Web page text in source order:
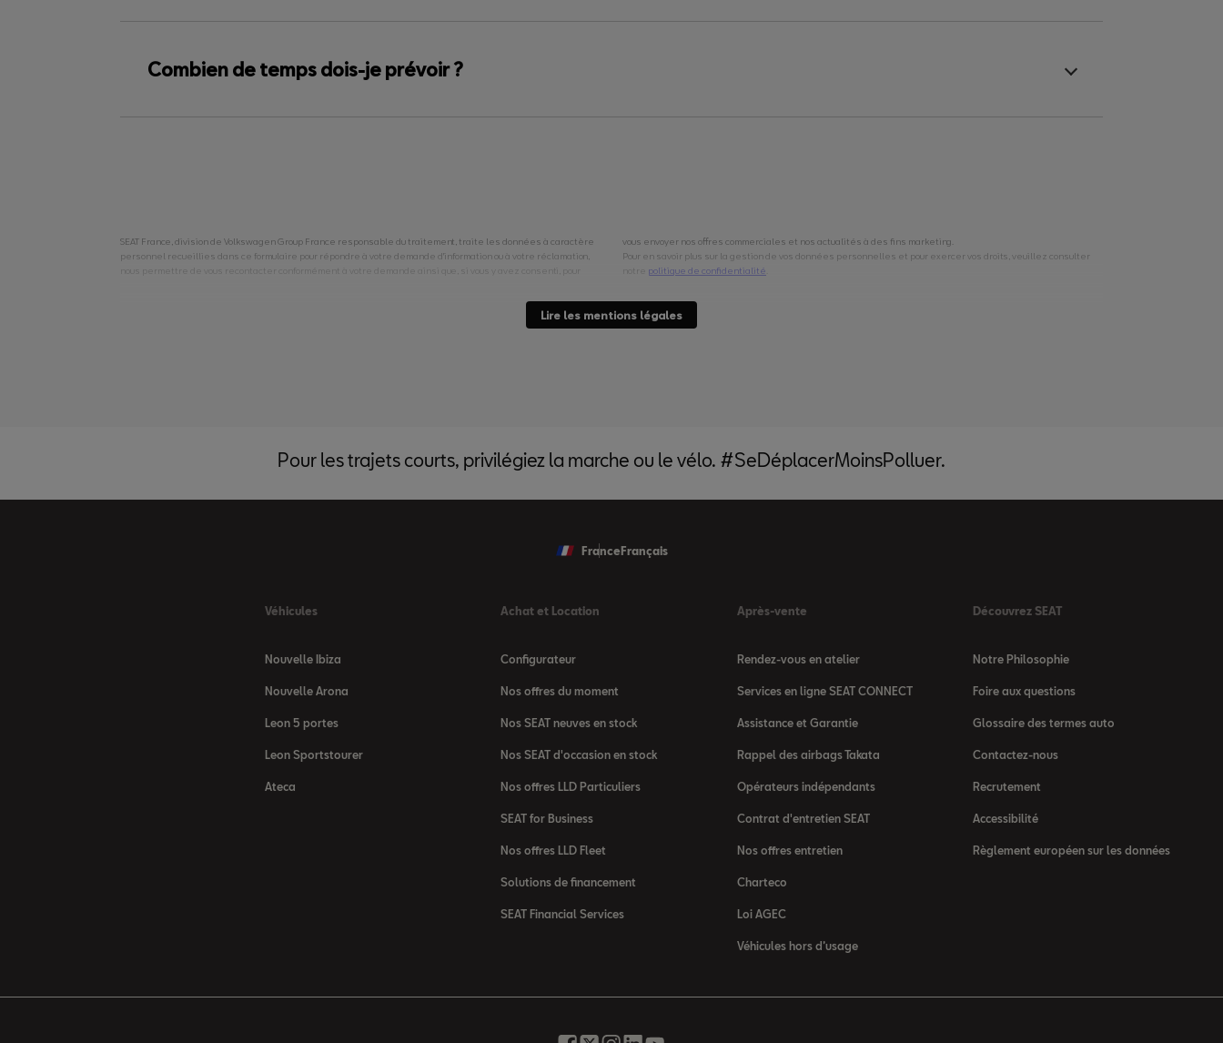
Pour les trajets courts, privilégiez la marche ou le vélo. #SeDéplacerMoinsPolluer.
France Français
Véhicules
Nouvelle Ibiza
Nouvelle Arona
Leon 5 portes
Leon Sportstourer
Ateca
Achat et Location
Configurateur
Nos offres du moment
Nos SEAT neuves en stock
Nos SEAT d'occasion en stock
Nos offres LLD Particuliers
SEAT for Business
Nos offres LLD Fleet
Solutions de financement
SEAT Financial Services
Après-vente
Rendez-vous en atelier
Services en ligne SEAT CONNECT
Assistance et Garantie
Rappel des airbags Takata
Opérateurs indépendants
Contrat d'entretien SEAT
Nos offres entretien
Charteco
Loi AGEC
Véhicules hors d’usage
Découvrez SEAT
Notre Philosophie
Foire aux questions
Glossaire des termes auto
Contactez-nous
Recrutement
Accessibilité
Règlement européen sur les données